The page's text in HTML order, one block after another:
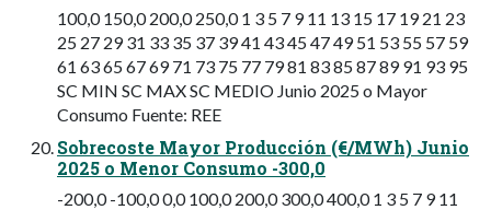
100,0 150,0 200,0 250,0 1 3 5 7 9 11 13 15 17 19 21 23
25 27 29 31 33 35 37 39 41 43 45 47 49 51 53 55 57 59
61 63 65 67 69 71 73 75 77 79 81 83 85 87 89 91 93 95
SC MIN SC MAX SC MEDIO Junio 2025 o Mayor
Consumo Fuente: REE
Sobrecoste Mayor Producción (€/MWh) Junio
2025 o Menor Consumo -300,0
-200,0 -100,0 0,0 100,0 200,0 300,0 400,0 1 3 5 7 9 11